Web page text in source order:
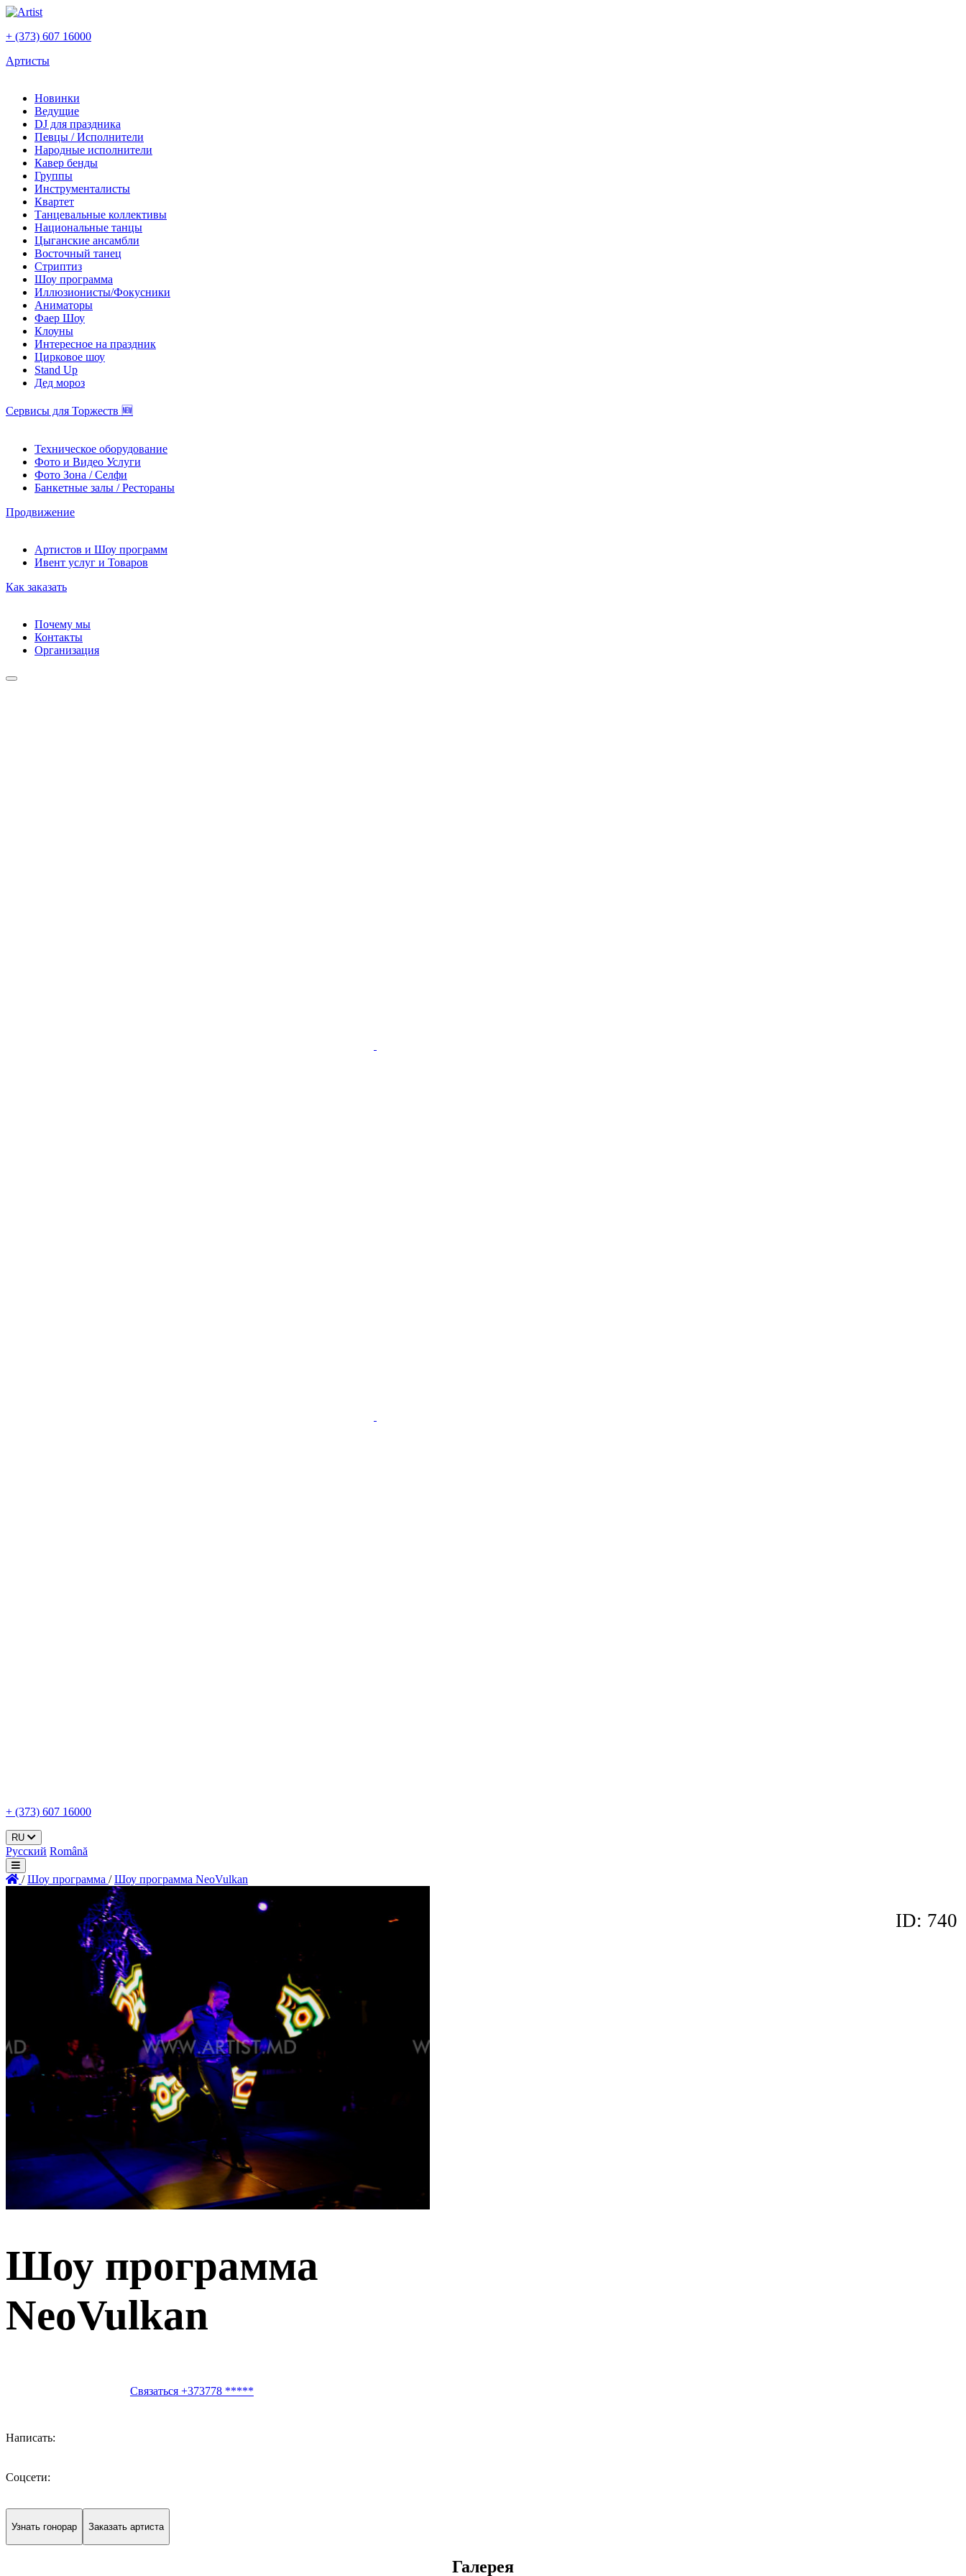
+ (373) 607 16000
Артисты
Новинки
Ведущие
DJ для праздника
Певцы / Исполнители
Народные исполнители
Кавер бенды
Группы
Инструменталисты
Квартет
Танцевальные коллективы
Национальные танцы
Цыганские ансамбли
Восточный танец
Стриптиз
Шоу программа
Иллюзионисты/Фокусники
Аниматоры
Фаер Шоу
Клоуны
Интересное на праздник
Цирковое шоу
Stand Up
Дед мороз
Сервисы для Торжеств 🆕
Техническое оборудование
Фото и Видео Услуги
Фото Зона / Селфи
Банкетные залы / Рестораны
Продвижение
Артистов и Шоу программ
Ивент услуг и Товаров
Как заказать
Почему мы
Контакты
Организация
+ (373) 607 16000
RU
Русский Română
/ Шоу программа / Шоу программа NeoVulkan
ID: 740
Шоу программа
NeoVulkan
Связаться +373778 *****
Написать:
Соцсети:
Узнать гонорар Заказать артиста
Галерея